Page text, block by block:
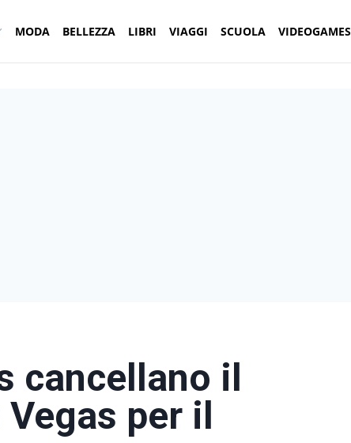
MODA BELLEZZA LIBRI VIAGGI SCUOLA VIDEOGAMES
cancellano il
per il